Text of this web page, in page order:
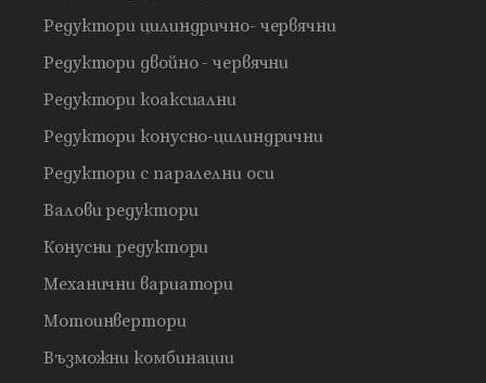
Редуктори цилиндрично- червячни
Редуктори двойно - червячни
Редуктори коаксиални
Редуктори конусно-цилиндрични
Редуктори с паралелни оси
Валови редуктори
Конусни редуктори
Механични вариатори
Мотоинвертори
Възможни комбинации